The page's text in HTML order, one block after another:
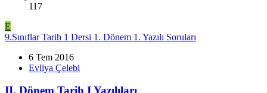
117
E
9.Sınıflar Tarih 1 Dersi 1. Dönem 1. Yazılı Soruları
6 Tem 2016
Evliya Çelebi